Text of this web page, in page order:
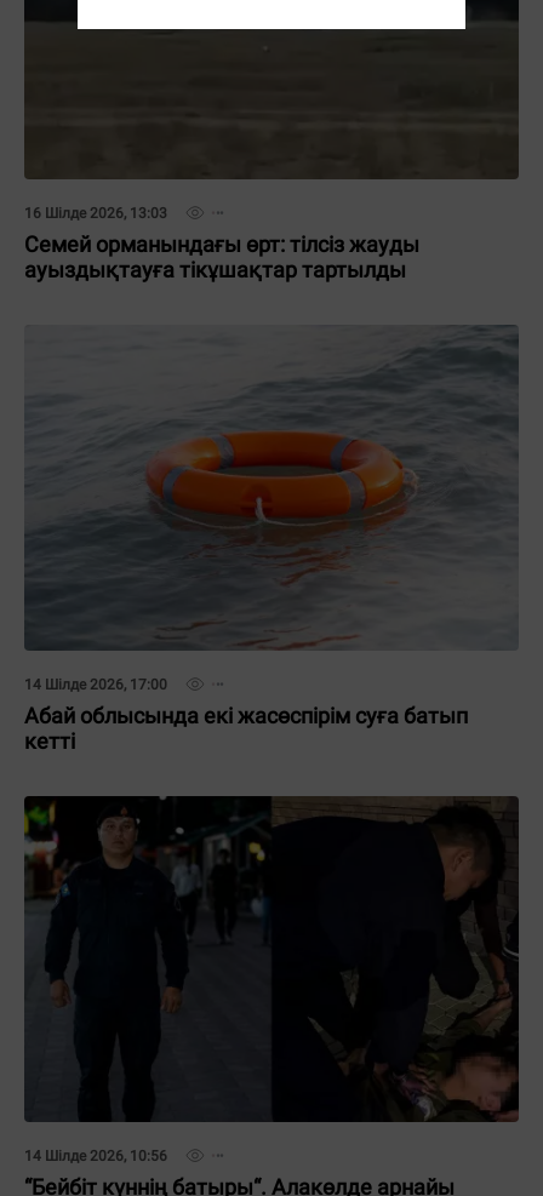
16 Шілде 2026, 13:03
Семей орманындағы өрт: тілсіз жауды
ауыздықтауға тікұшақтар тартылды
14 Шілде 2026, 17:00
Абай облысында екі жасөспірім суға батып
кетті
14 Шілде 2026, 10:56
“Бейбіт күннің батыры“. Алакөлде арнайы